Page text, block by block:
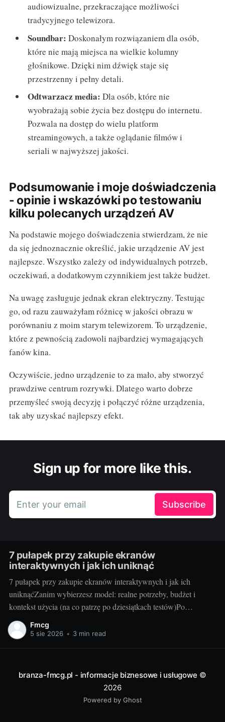
audiowizualne, przekraczające możliwości
tradycyjnego telewizora.
Soundbar: Doskonałym rozwiązaniem dla osób,
które nie mają miejsca na wielkie kolumny
głośnikowe. Dzięki nim dźwięk staje się
przestrzenny i pełny detali.
Odtwarzacz media: Dla osób, które nie
wyobrażają sobie życia bez dostępu do internetu.
Pozwala na dostęp do wielu platform
streamingowych, a także oglądanie filmów i
seriali w najwyższej jakości.
Podsumowanie i moje doświadczenia
- opinie i wskazówki po testowaniu
kilku polecanych urządzeń AV
Na podstawie mojego doświadczenia stwierdzam, że nie
da się jednoznacznie określić, jakie urządzenie AV jest
najlepsze. Wszystko zależy od indywidualnych potrzeb,
oczekiwań, a dodatkowym czynnikiem jest także budżet.
Na uwagę zasługuje jednak ekran elektryczny. Testując
go, od razu zauważyłam różnicę w jakości obrazu w
porównaniu z moim starym telewizorem. To urządzenie,
które z pewnością zadowoli najbardziej wymagających
fanów kina.
Oczywiście, jedno urządzenie to za mało, aby stworzyć
prawdziwe centrum rozrywki. Dlatego warto dobrze
przemyśleć swoją decyzję i połączyć różne urządzenia,
tak aby uzyskać najlepszy efekt.
Sign up for more like this.
Enter your email Subscribe
7 pułapek przy zakupie ekranów
interaktywnych i jak ich uniknąć
7 pułapek przy zakupie ekranów interaktywnych i jak ich
uniknąćZanim wybierzesz model: realne potrzeby, budżet i
kontekst użycia (na co patrzę po dziesiątkach testów)Po
dziesiątkach testów w szkołach i salach konferencyjnych wiem
jedno: najlepszy ekran to ten, który pasuje do Waszego stylu
Fmcg
5 sie 2026 • 3 min read
branza-fmcg.pl - informacje biznesowe i usługowe ©
2026
Powered by Ghost